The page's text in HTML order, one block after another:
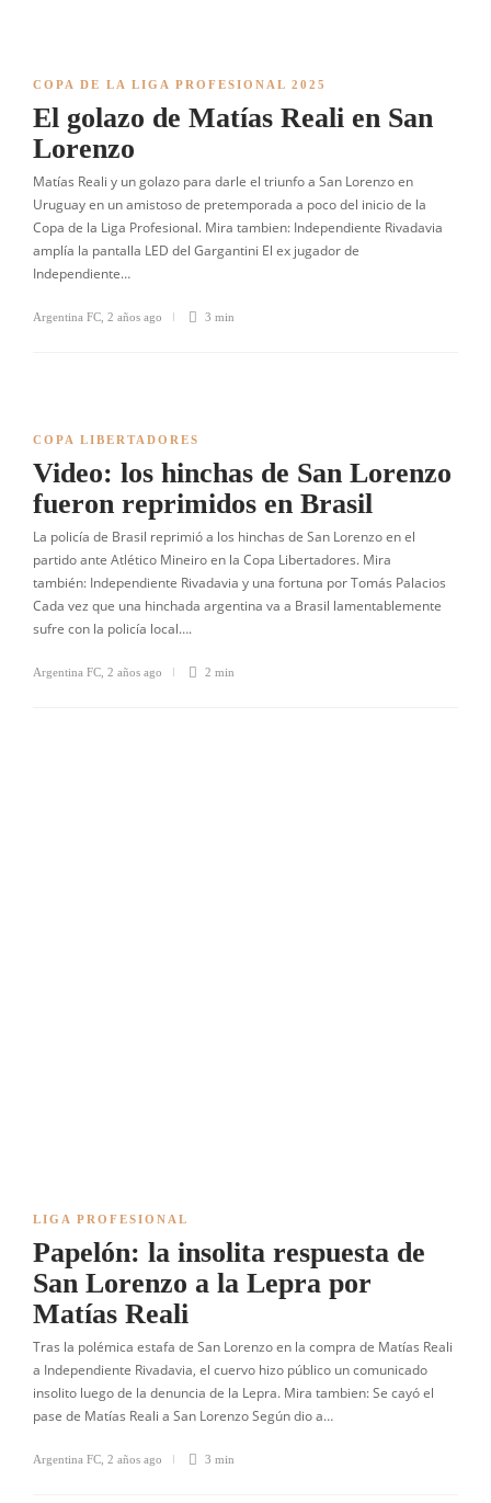
COPA DE LA LIGA PROFESIONAL 2025
El golazo de Matías Reali en San
Lorenzo
Matías Reali y un golazo para darle el triunfo a San Lorenzo en
Uruguay en un amistoso de pretemporada a poco del inicio de la
Copa de la Liga Profesional. Mira tambien: Independiente Rivadavia
amplía la pantalla LED del Gargantini El ex jugador de
Independiente…
Argentina FC 2 años ago 3 min
COPA LIBERTADORES
Video: los hinchas de San Lorenzo
fueron reprimidos en Brasil
La policía de Brasil reprimió a los hinchas de San Lorenzo en el
partido ante Atlético Mineiro en la Copa Libertadores. Mira
también: Independiente Rivadavia y una fortuna por Tomás Palacios
Cada vez que una hinchada argentina va a Brasil lamentablemente
sufre con la policía local….
Argentina FC 2 años ago 2 min
LIGA PROFESIONAL
Papelón: la insolita respuesta de
San Lorenzo a la Lepra por
Matías Reali
Tras la polémica estafa de San Lorenzo en la compra de Matías Reali
a Independiente Rivadavia, el cuervo hizo público un comunicado
insolito luego de la denuncia de la Lepra. Mira tambien: Se cayó el
pase de Matías Reali a San Lorenzo Según dio a…
Argentina FC 2 años ago 3 min